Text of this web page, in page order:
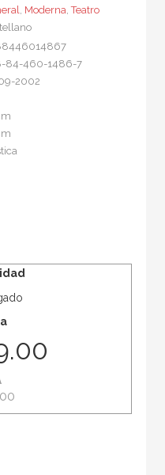
, Moderna,Teatro
84-460-1486-7
2002